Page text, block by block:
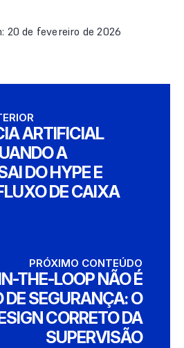
20 de fevereiro de 2026
ARTIFICIAL
A
DO HYPE E
DE CAIXA
PRÓXIMO CONTEÚDO
THE-LOOP NÃO É
DE SEGURANÇA: O
CORRETO DA
SUPERVISÃO